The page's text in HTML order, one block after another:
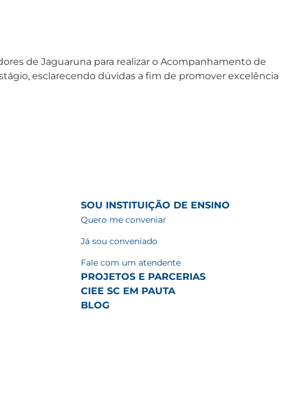
de Jaguaruna para realizar o Acompanhamento de
esclarecendo dúvidas a fim de promover excelência
SOU INSTITUIÇÃO DE ENSINO
Quero me conveniar
Já sou conveniado
Fale com um atendente
PROJETOS E PARCERIAS
CIEE SC EM PAUTA
BLOG